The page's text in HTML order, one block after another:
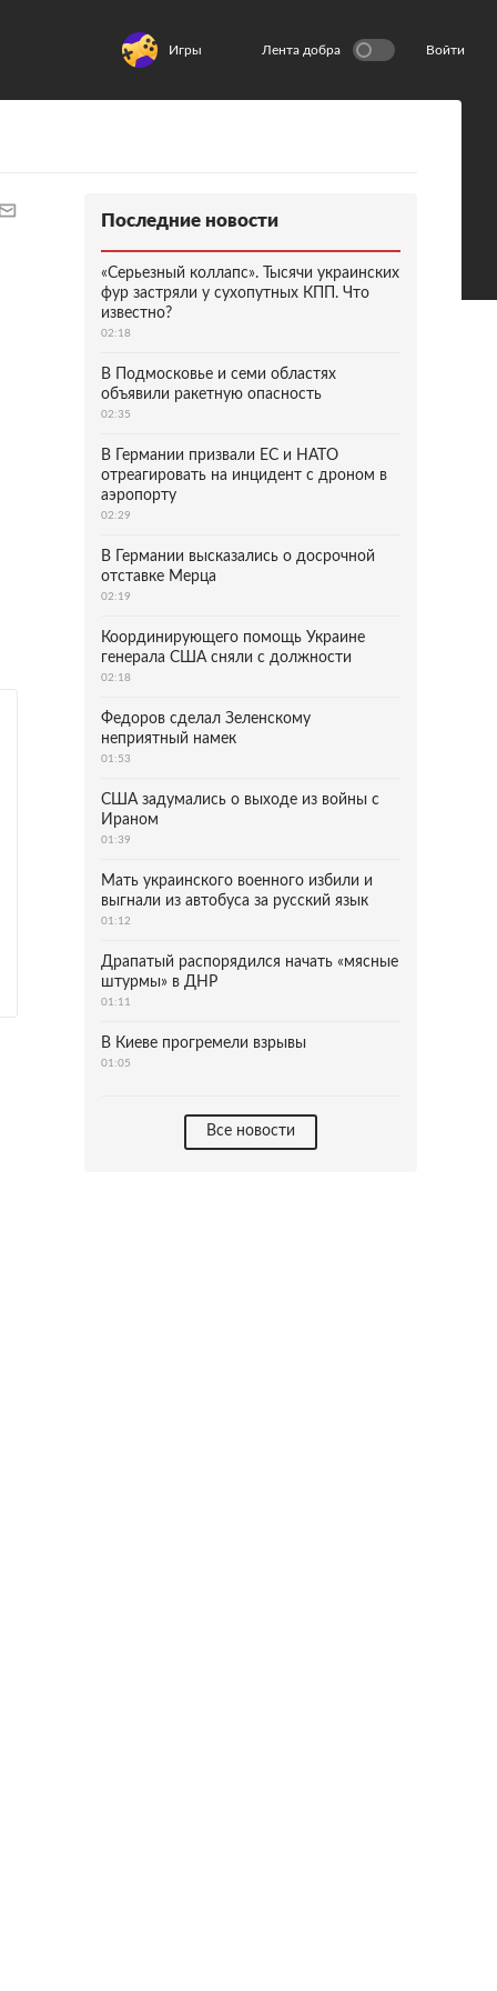
Игры Лента добра Войти
Последние новости
«Серьезный коллапс». Тысячи украинских
фур застряли у сухопутных КПП. Что
известно?
02:18
В Подмосковье и семи областях
объявили ракетную опасность
02:35
В Германии призвали ЕС и НАТО
отреагировать на инцидент с дроном в
аэропорту
02:29
В Германии высказались о досрочной
отставке Мерца
02:19
Координирующего помощь Украине
генерала США сняли с должности
02:18
Федоров сделал Зеленскому
неприятный намек
01:53
США задумались о выходе из войны с
Ираном
01:39
Мать украинского военного избили и
выгнали из автобуса за русский язык
01:12
Драпатый распорядился начать «мясные
штурмы» в ДНР
01:11
В Киеве прогремели взрывы
01:05
Все новости